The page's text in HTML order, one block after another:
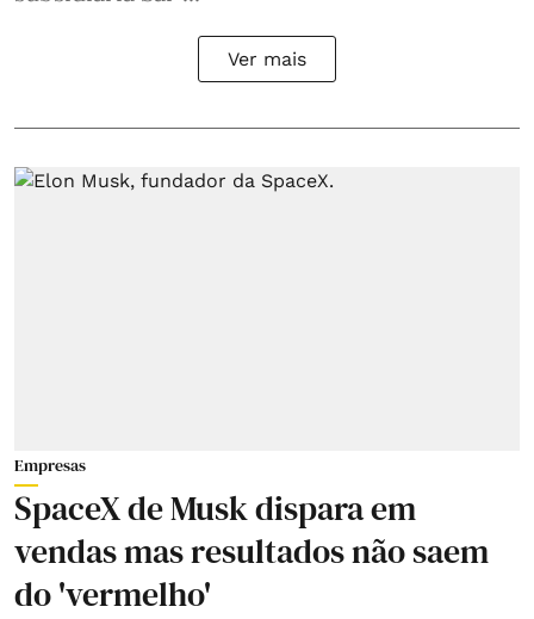
Ver mais
Empresas
SpaceX de Musk dispara em
vendas mas resultados não saem
do 'vermelho'